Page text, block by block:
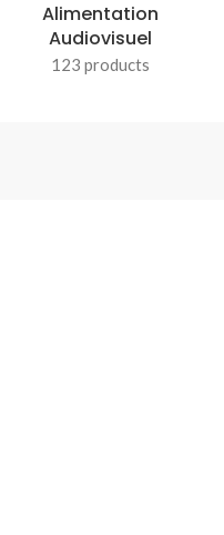
Alimentation
Audiovisuel
123 products